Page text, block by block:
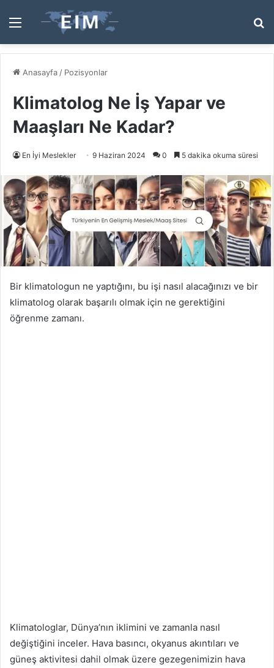
Menü
...
Anasayfa / Pozisyonlar
Klimatolog Ne İş Yapar ve
Maaşları Ne Kadar?
En İyi Meslekler 9 Haziran 2024 0 5 dakika okuma süresi
Bir klimatologun ne yaptığını, bu işi nasıl alacağınızı ve bir
klimatolog olarak başarılı olmak için ne gerektiğini
öğrenme zamanı.
Klimatologlar, Dünya’nın iklimini ve zamanla nasıl
değiştiğini inceler. Hava basıncı, okyanus akıntıları ve
güneş aktivitesi dahil olmak üzere gezegenimizin hava